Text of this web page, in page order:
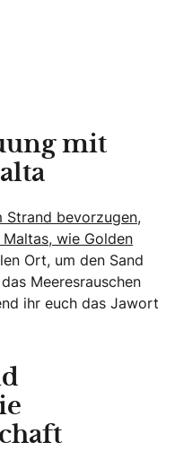
mit
Strand bevorzugen,
wie Golden
Ort, um den Sand
Meeresrauschen
ihr euch das Jawort